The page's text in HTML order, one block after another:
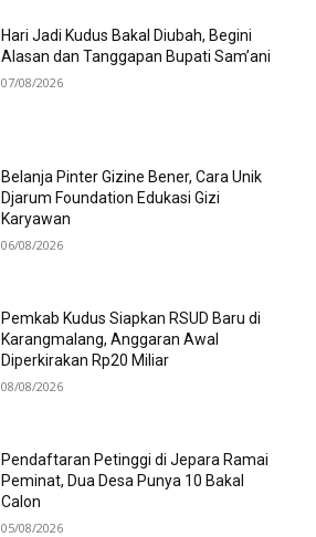
Hari Jadi Kudus Bakal Diubah, Begini
Alasan dan Tanggapan Bupati Sam’ani
07/08/2026
Belanja Pinter Gizine Bener, Cara Unik
Djarum Foundation Edukasi Gizi
Karyawan
06/08/2026
Pemkab Kudus Siapkan RSUD Baru di
Karangmalang, Anggaran Awal
Diperkirakan Rp20 Miliar
08/08/2026
Pendaftaran Petinggi di Jepara Ramai
Peminat, Dua Desa Punya 10 Bakal
Calon
05/08/2026